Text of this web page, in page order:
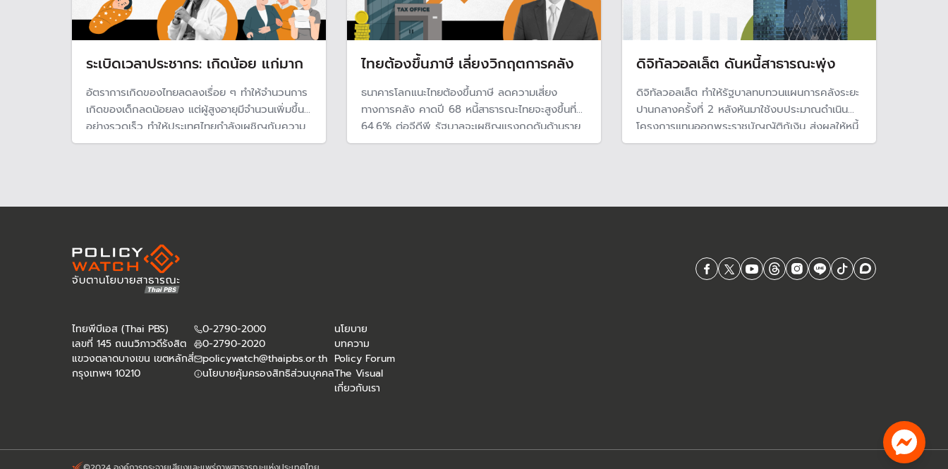
ระเบิดเวลาประชากร: เกิดน้อย แก่มาก
อัตราการเกิดของไทยลดลงเรื่อย ๆ ทำให้จำนวนการ
เกิดของเด็กลดน้อยลง แต่ผู้สูงอายุมีจำนวนเพิ่มขึ้น
อย่างรวดเร็ว ทำให้ประเทศไทยกำลังเผชิญกับความ
ท้าทายสำคัญทั้งในมิติเศรษฐกิจ สังคม ในอนาคต
ไทยต้องขึ้นภาษี เลี่ยงวิกฤตการคลัง
ธนาคารโลกแนะไทยต้องขึ้นภาษี ลดความเสี่ยง
ทางการคลัง คาดปี 68 หนี้สาธารณะไทยจะสูงขึ้นที่
64.6% ต่อจีดีพี รัฐบาลจะเผชิญแรงกดดันด้านราย
จ่ายสูงขึ้นจากสังคมสูงวัย และขยายการการลงทุน
ดิจิทัลวอลเล็ต ดันหนี้สาธารณะพุ่ง
ดิจิทัลวอลเล็ต ทำให้รัฐบาลทบทวนแผนการคลังระยะ
ปานกลางครั้งที่ 2 หลังหันมาใช้งบประมาณดำเนิน
โครงการแทนออกพระราชบัญญัติกู้เงิน ส่งผลให้หนี้
สาธารณะขยับขึ้นในปีนี้ ทะลุ 65% ของจีดีพี และคาด
ไทยพีบีเอส (Thai PBS)
เลขที่ 145 ถนนวิภาวดีรังสิต
แขวงตลาดบางเขน เขตหลักสี่
กรุงเทพฯ 10210
0-2790-2000
0-2790-2020
policywatch@thaipbs.or.th
นโยบายคุ้มครองสิทธิส่วนบุคคล
นโยบาย
บทความ
Policy Forum
The Visual
เกี่ยวกับเรา